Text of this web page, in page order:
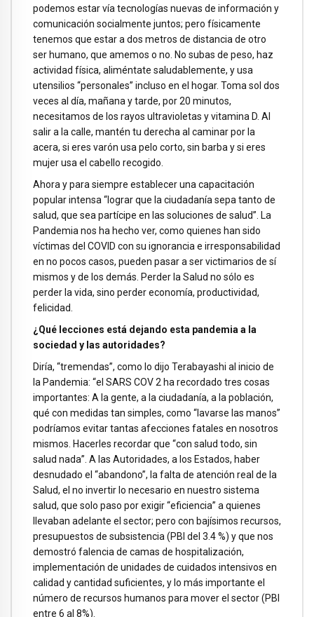
podemos estar vía tecnologías nuevas de información y
comunicación socialmente juntos; pero físicamente
tenemos que estar a dos metros de distancia de otro
ser humano, que amemos o no. No subas de peso, haz
actividad física, aliméntate saludablemente, y usa
utensilios “personales” incluso en el hogar. Toma sol dos
veces al día, mañana y tarde, por 20 minutos,
necesitamos de los rayos ultravioletas y vitamina D. Al
salir a la calle, mantén tu derecha al caminar por la
acera, si eres varón usa pelo corto, sin barba y si eres
mujer usa el cabello recogido.
Ahora y para siempre establecer una capacitación
popular intensa “lograr que la ciudadanía sepa tanto de
salud, que sea partícipe en las soluciones de salud”. La
Pandemia nos ha hecho ver, como quienes han sido
víctimas del COVID con su ignorancia e irresponsabilidad
en no pocos casos, pueden pasar a ser victimarios de sí
mismos y de los demás. Perder la Salud no sólo es
perder la vida, sino perder economía, productividad,
felicidad.
¿Qué lecciones está dejando esta pandemia a la
sociedad y las autoridades?
Diría, “tremendas”, como lo dijo Terabayashi al inicio de
la Pandemia: “el SARS COV 2 ha recordado tres cosas
importantes: A la gente, a la ciudadanía, a la población,
qué con medidas tan simples, como “lavarse las manos”
podríamos evitar tantas afecciones fatales en nosotros
mismos. Hacerles recordar que “con salud todo, sin
salud nada”. A las Autoridades, a los Estados, haber
desnudado el “abandono”, la falta de atención real de la
Salud, el no invertir lo necesario en nuestro sistema
salud, que solo paso por exigir “eficiencia” a quienes
llevaban adelante el sector; pero con bajísimos recursos,
presupuestos de subsistencia (PBI del 3.4 %) y que nos
demostró falencia de camas de hospitalización,
implementación de unidades de cuidados intensivos en
calidad y cantidad suficientes, y lo más importante el
número de recursos humanos para mover el sector (PBI
entre 6 al 8%).